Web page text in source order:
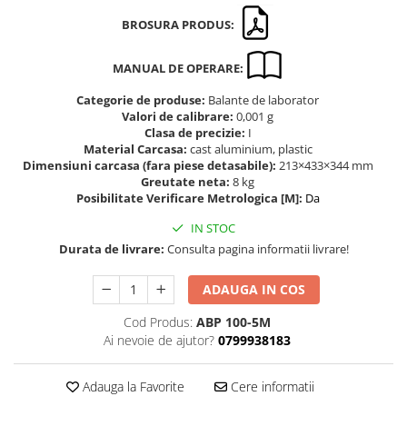
Picioare ajustabile
Piese pentru compresiune
Piulite zimtate si hexagonale
Placa de montaj
Placi etalon
Set suruburi otel
Varf de impact
Adaptor camera microscop
BROSURA PRODUS:
MANUAL DE OPERARE:
Categorie de produse: Balante de laborator
Valori de calibrare: 0,001 g
Clasa de precizie: I
Material Carcasa: cast aluminium, plastic
Dimensiuni carcasa (fara piese detasabile): 213×433×344 mm
Greutate neta: 8 kg
Posibilitate Verificare Metrologica [M]: Da
IN STOC
Durata de livrare: Consulta pagina informatii livrare!
ADAUGA IN COS
Cod Produs: ABP 100-5M
Ai nevoie de ajutor? 0799938183
Adauga la Favorite Cere informatii